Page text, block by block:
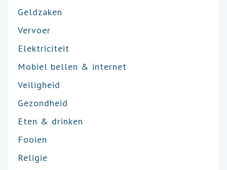
Geldzaken
Vervoer
Elektriciteit
Mobiel bellen & internet
Veiligheid
Gezondheid
Eten & drinken
Fooien
Religie